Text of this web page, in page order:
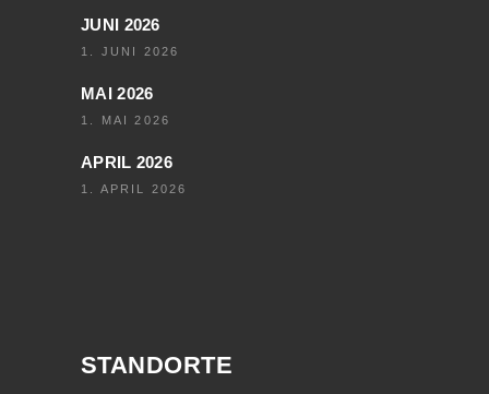
JUNI 2026
1. JUNI 2026
MAI 2026
1. MAI 2026
APRIL 2026
1. APRIL 2026
STANDORTE